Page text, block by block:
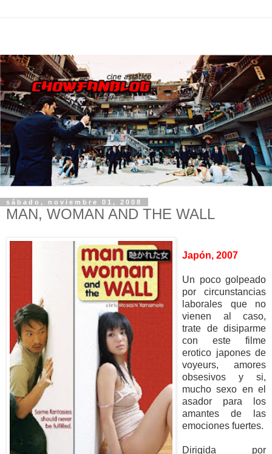
sábado, noviembre 01, 2008
MAN, WOMAN AND THE WALL
Japón, 2007
Un poco golpeado
por circunstancias
laborales que no
vienen al caso,
trate de disiparme
con este filme
erotico japones de
voyeurs, amores
obsesivos y si,
mucho sexo en el
asador para los
amantes de las
emociones fuertes.
Dirigida por